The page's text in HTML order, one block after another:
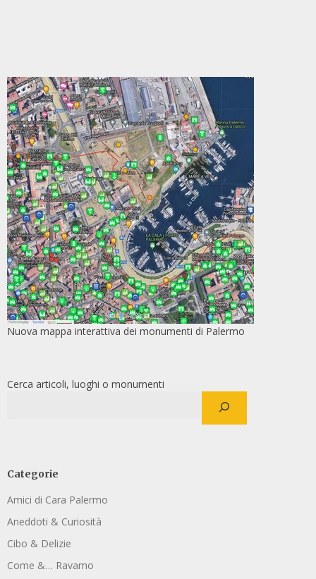
Nuova mappa interattiva dei monumenti di Palermo
Cerca articoli, luoghi o monumenti
Categorie
Amici di Cara Palermo
Aneddoti & Curiosità
Cibo & Delizie
Come &… Ravamo